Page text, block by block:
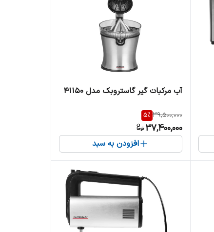
آب مرکبات گیر گاستروبک مدل 41150
39,500,000
5%
37,400,000
افزودن به سبد